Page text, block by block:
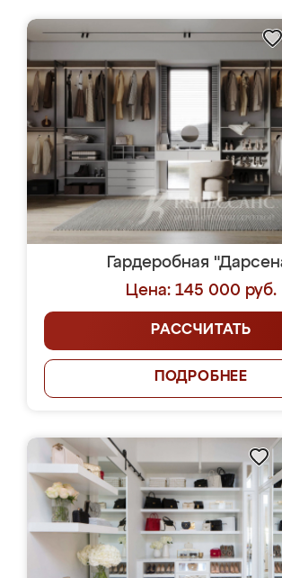
Гардеробная
Цена: 145 000 руб.
РАССЧИТАТЬ
ПОДРОБНЕЕ